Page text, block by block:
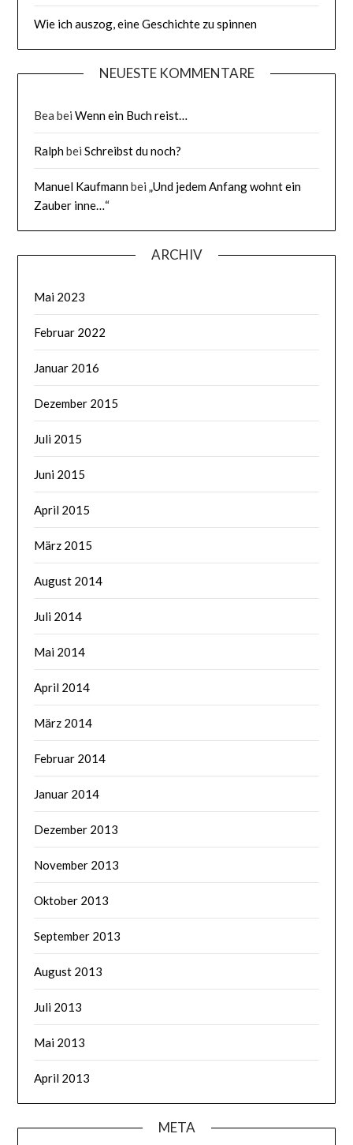
Wie ich auszog, eine Geschichte zu spinnen
NEUESTE KOMMENTARE
Bea beiWenn ein Buch reist…
RalphbeiSchreibst du noch?
Manuel Kaufmannbei„Und jedem Anfang wohnt ein
Zauber inne…“
ARCHIV
Mai 2023
Februar 2022
Januar 2016
Dezember 2015
Juli 2015
Juni 2015
April 2015
März 2015
August 2014
Juli 2014
Mai 2014
April 2014
März 2014
Februar 2014
Januar 2014
Dezember 2013
November 2013
Oktober 2013
September 2013
August 2013
Juli 2013
Mai 2013
April 2013
META